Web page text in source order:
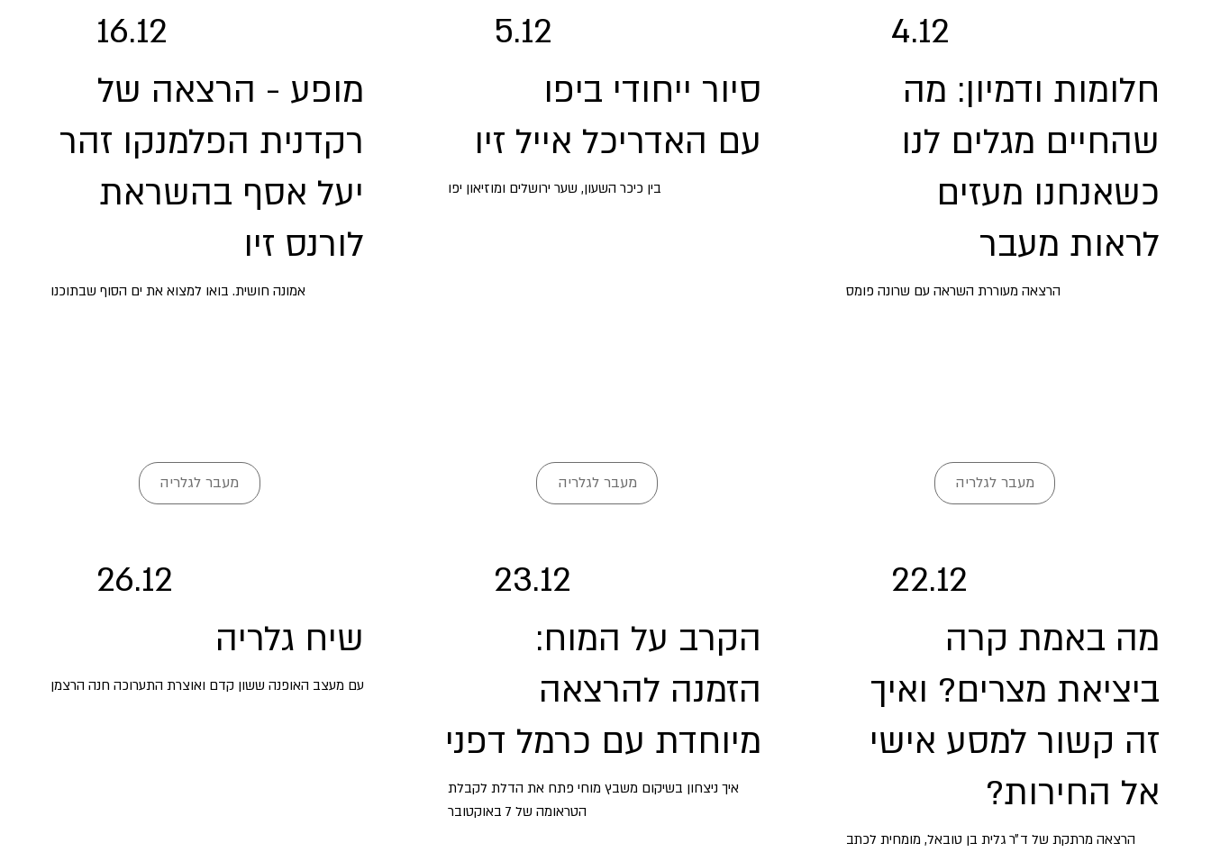
4.12
חלומות ודמיון: מה
שהחיים מגלים לנו
כשאנחנו מעזים
לראות מעבר
הרצאה מעוררת השראה עם שרונה פומס
מעבר לגלריה
5.12
סיור ייחודי ביפו
עם האדריכל אייל זיו
בין כיכר השעון, שער ירושלים ומוזיאון יפו
מעבר לגלריה
16.12
מופע - הרצאה של
רקדנית הפלמנקו זהר
יעל אסף בהשראת
לורנס זיו
אמונה חושית. בואו למצוא את ים הסוף שבתוכנו
מעבר לגלריה
22.12
מה באמת קרה
ביציאת מצרים? ואיך
זה קשור למסע אישי
אל החירות?
הרצאה מרתקת של ד״ר גלית בן טובאל, מומחית לכתב
23.12
הקרב על המוח:
הזמנה להרצאה
מיוחדת עם כרמל דפני
איך ניצחון בשיקום משבץ מוחי פתח את הדלת לקבלת
הטראומה של 7 באוקטובר
26.12
שיח גלריה
עם מעצב האופנה ששון קדם ואוצרת התערוכה חנה הרצמן